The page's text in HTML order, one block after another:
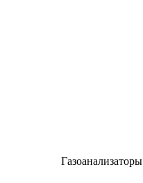
Газоанализаторы